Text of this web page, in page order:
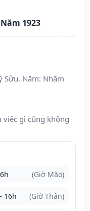
1923
Sửu, Năm: Nhâm
việc gì cũng không
(Giờ Mão)
16h (Giờ Thân)